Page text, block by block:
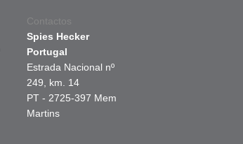
Contactos
Spies Hecker
Portugal
Estrada Nacional nº
249, km. 14
PT - 2725-397 Mem
Martins